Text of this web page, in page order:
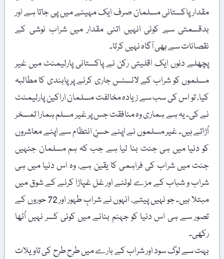
مقدار پاکستانی مسلمان صرف ایک مہینے میں پی جاتا ہے اور
بدقسمتی سے کوئی انہیں اتنی مقدار میں شراب نوشی کے
نقصانات سے بھی آگاہ نہیں کرتا۔
پچھلے دنوں ایک اقلیتی رکن نے پاکستانی پارلیمنٹ میں غیر
مسلموں کو شراب کے لائسنس جاری کرنے پر پابندی کا مطالبہ
کیا، تو اس کی سب سے زیادہ مخالفت مسلمان اراکین پارلیمنٹ
نے کی۔ یہ ہے ہماری وہ منافقت جس پر غیر مسلم ہمارا تمسخر
اُڑاتے ہیں۔ غیر مسلموں نے اپنے حسنِ انتظام سے اپنے معاشروں
کو دنیا میں ہی جنت بنا لیا ہے جب کہ ہم مسلمان جنہیں
جنت میں شراب کی فراہمی کا یقین ہے، وہ اس دنیا میں ہی
شراب و شباب کے مزے لوٹنے اور غل غپاڑا کرنے کے شوق میں
مبتلا ہیں۔ جو نہیں پیتے، انہوں نے شرابِ طہور اور 72 حوروں کے
تصور سے ہی اس دنیا کو جہنم بنانے میں کوئی کسر نہیں اُٹھا
رکھی۔
بہت سے لوگ سود اور شراب کے بارے میں طرح طرح کی تاویلات